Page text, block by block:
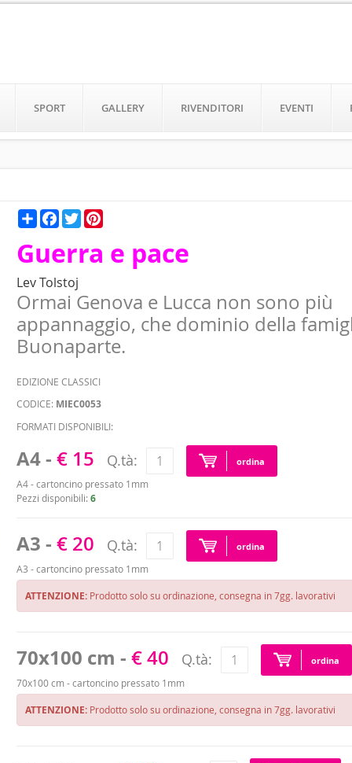
SPORT GALLERY RIVENDITORI EVENTI
CondividiFacebook
Twitter
Guerra e pace
Lev Tolstoj
Ormai Genova e Lucca non sono più
appannaggio, che dominio della
Buonaparte.
EDIZIONE CLASSICI
CODICE: MIEC0053
FORMATI DISPONIBILI:
A4 -€ 15 Q.tà: ordina
A4 - cartoncino pressato 1mm
Pezzi disponibili:6
A3 -€ 20 Q.tà: ordina
A3 - cartoncino pressato 1mm
ATTENZIONE: Prodotto solo su ordinazione, consegna in 7gg. lavorativi
70x100 cm -€ 40 Q.tà: ordina
70x100 cm - cartoncino pressato 1mm
ATTENZIONE: Prodotto solo su ordinazione, consegna in 7gg. lavorativi